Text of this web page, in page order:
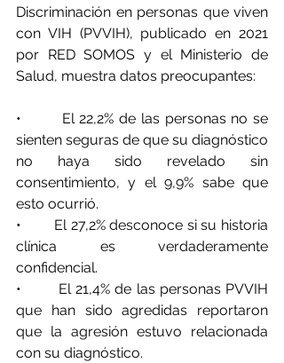
Discriminación en personas que viven
con VIH (PVVIH), publicado en 2021
por RED SOMOS y el Ministerio de
Salud, muestra datos preocupantes:
•        El 22,2% de las personas no se
sienten seguras de que su diagnóstico
no haya sido revelado sin
consentimiento, y el 9,9% sabe que
esto ocurrió.
•        El 27,2% desconoce si su historia
clínica es verdaderamente
confidencial.
•        El 21,4% de las personas PVVIH
que han sido agredidas reportaron
que la agresión estuvo relacionada
con su diagnóstico.